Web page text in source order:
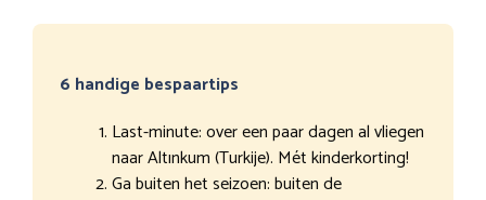
6 handige bespaartips
Last-minute: over een paar dagen al vliegen
naar Altınkum (Turkije). Mét kinderkorting!
Ga buiten het seizoen: buiten de